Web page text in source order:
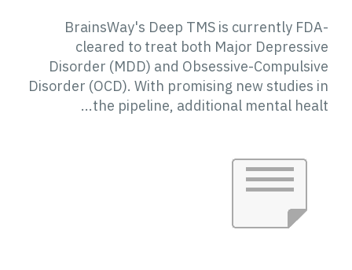
BrainsWay's Deep TMS is currently FDA-
cleared to treat both Major Depressive
Disorder (MDD) and Obsessive-Compulsive
Disorder (OCD). With promising new studies in
the pipeline, additional mental healt...